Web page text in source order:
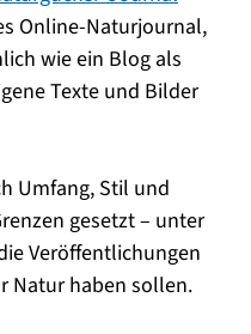
Online-Naturjournal,
wie ein Blog als
Texte und Bilder
Umfang, Stil und
gesetzt – unter
Veröffentlichungen
Natur haben sollen.